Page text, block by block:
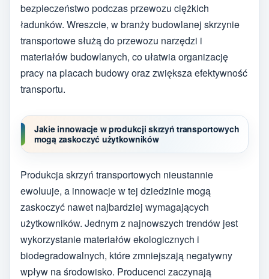
bezpieczeństwo podczas przewozu ciężkich
ładunków. Wreszcie, w branży budowlanej skrzynie
transportowe służą do przewozu narzędzi i
materiałów budowlanych, co ułatwia organizację
pracy na placach budowy oraz zwiększa efektywność
transportu.
Jakie innowacje w produkcji skrzyń transportowych
mogą zaskoczyć użytkowników
Produkcja skrzyń transportowych nieustannie
ewoluuje, a innowacje w tej dziedzinie mogą
zaskoczyć nawet najbardziej wymagających
użytkowników. Jednym z najnowszych trendów jest
wykorzystanie materiałów ekologicznych i
biodegradowalnych, które zmniejszają negatywny
wpływ na środowisko. Producenci zaczynają